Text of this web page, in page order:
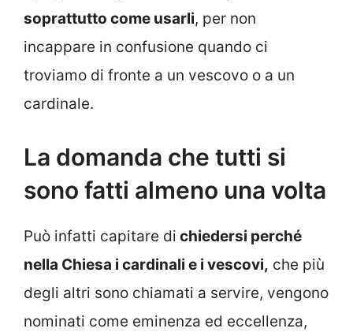
soprattutto come usarli, per non
incappare in confusione quando ci
troviamo di fronte a un vescovo o a un
cardinale.
La domanda che tutti si
sono fatti almeno una volta
Può infatti capitare di chiedersi perché
nella Chiesa i cardinali e i vescovi, che più
degli altri sono chiamati a servire, vengono
nominati come eminenza ed eccellenza,